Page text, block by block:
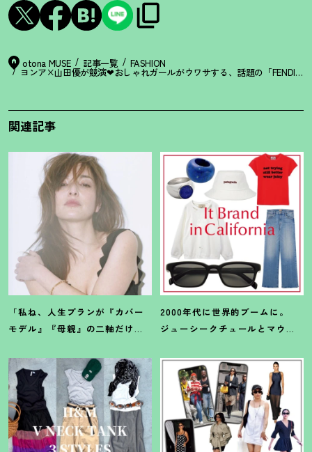
otona MUSE 記事一覧 FASHION
ヨンア×山田優が競演❤︎おしゃれガールがウワサする、話題の「
関連記事
「私ね、人生プランが『カバー
モデル』『母親』の二軸だけな
き方】
2000年代に世界的ブームに。
ジューシークチュールとマウ
ド】6選